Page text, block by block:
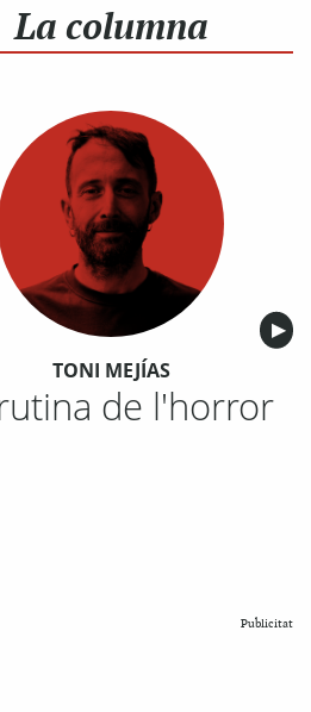
La columna
▶︎
TONI MEJÍAS
de l'horror
Publicitat